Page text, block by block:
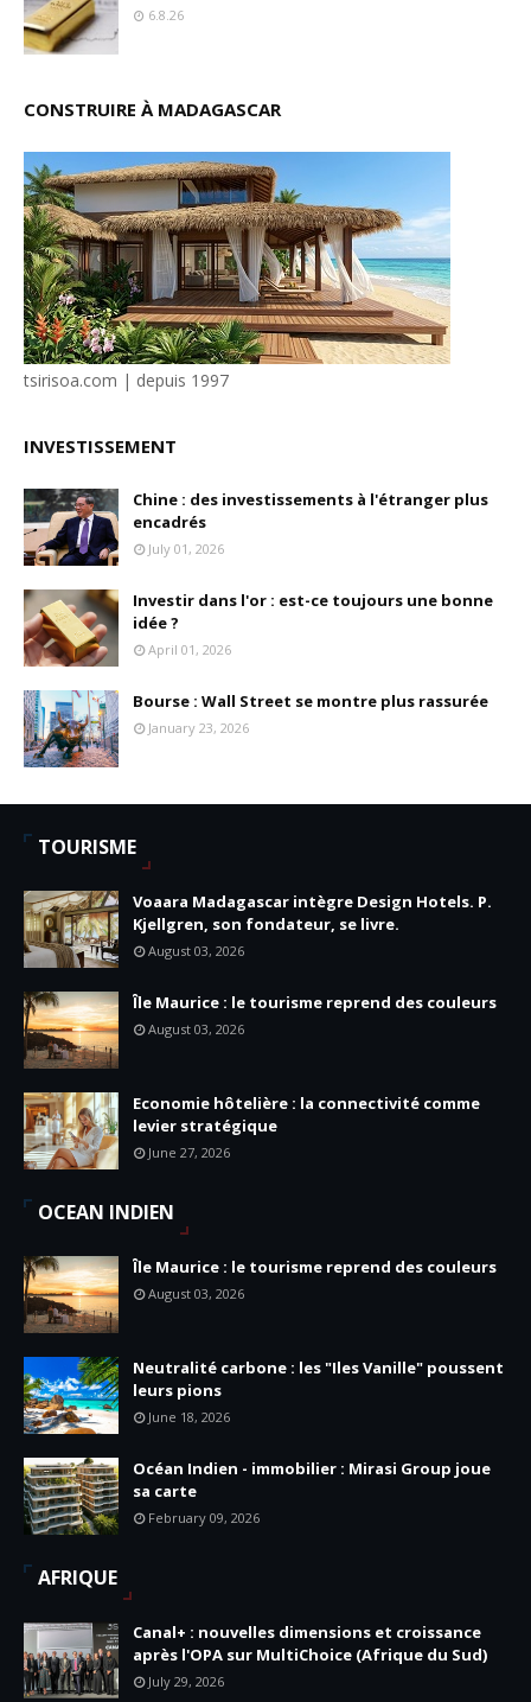
6.8.26
CONSTRUIRE À MADAGASCAR
tsirisoa.com | depuis 1997
INVESTISSEMENT
Chine : des investissements à l'étranger plus
encadrés
July 01, 2026
Investir dans l'or : est-ce toujours une bonne
idée ?
April 01, 2026
Bourse : Wall Street se montre plus rassurée
January 23, 2026
TOURISME
Voaara Madagascar intègre Design Hotels. P.
Kjellgren, son fondateur, se livre.
August 03, 2026
Île Maurice : le tourisme reprend des couleurs
August 03, 2026
Economie hôtelière : la connectivité comme
levier stratégique
June 27, 2026
OCEAN INDIEN
Île Maurice : le tourisme reprend des couleurs
August 03, 2026
Neutralité carbone : les "Iles Vanille" poussent
leurs pions
June 18, 2026
Océan Indien - immobilier : Mirasi Group joue
sa carte
February 09, 2026
AFRIQUE
Canal+ : nouvelles dimensions et croissance
après l'OPA sur MultiChoice (Afrique du Sud)
July 29, 2026